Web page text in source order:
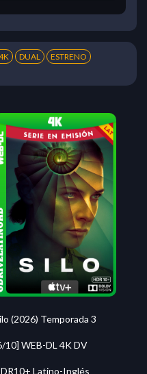
DUAL
ESTRENO
(2026) Temporada 3
10] WEB-DL 4K DV
Latino-Inglés